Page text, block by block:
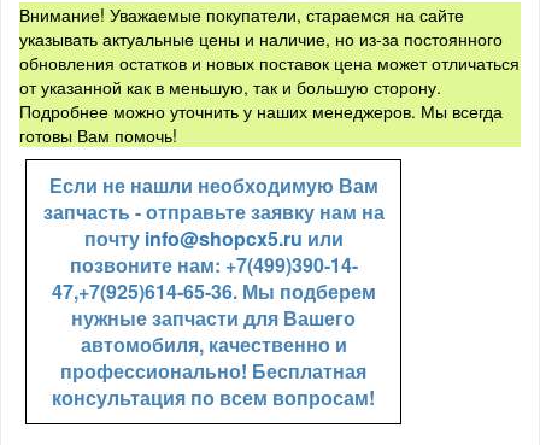
Внимание! Уважаемые покупатели, стараемся на сайте
указывать актуальные цены и наличие, но из-за постоянного
обновления остатков и новых поставок цена может отличаться
от указанной как в меньшую, так и большую сторону.
Подробнее можно уточнить у наших менеджеров. Мы всегда
готовы Вам помочь!
Если не нашли необходимую Вам
запчасть - отправьте заявку нам на
почту info@shopcx5.ru или
позвоните нам: +7(499)390-14-
47,+7(925)614-65-36. Мы подберем
нужные запчасти для Вашего
автомобиля, качественно и
профессионально! Бесплатная
консультация по всем вопросам!